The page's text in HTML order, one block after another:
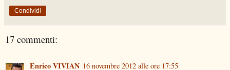
Condividi
17 commenti:
Enrico VIVIAN 16 novembre 2012 alle ore 17:55